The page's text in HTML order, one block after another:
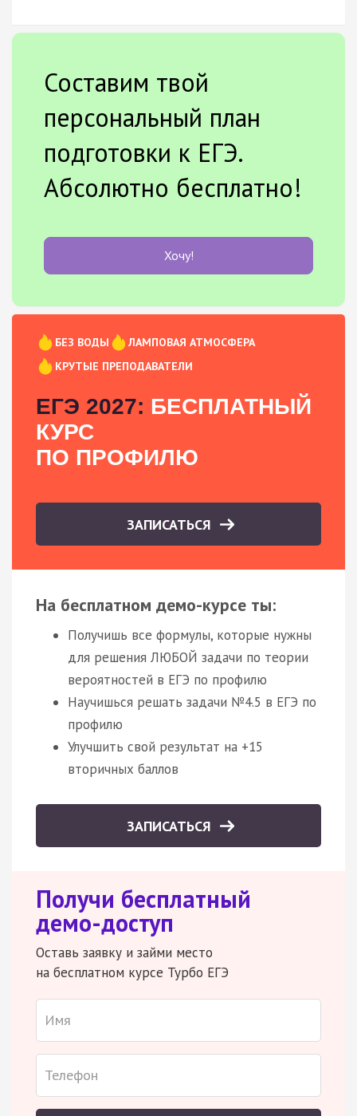
Составим твой
персональный план
подготовки к ЕГЭ.
Абсолютно бесплатно!
Хочу!
БЕЗ ВОДЫ
ЛАМПОВАЯ АТМОСФЕРА
КРУТЫЕ ПРЕПОДАВАТЕЛИ
ЕГЭ 2027: БЕСПЛАТНЫЙ
КУРС
ПО ПРОФИЛЮ
ЗАПИСАТЬСЯ
На бесплатном демо-курсе ты:
Получишь все формулы, которые нужны
для решения ЛЮБОЙ задачи по теории
вероятностей в ЕГЭ по профилю
Научишься решать задачи №4.5 в ЕГЭ по
профилю
Улучшить свой результат на +15
вторичных баллов
ЗАПИСАТЬСЯ
Получи бесплатный
демо-доступ
Оставь заявку и займи место
на бесплатном курсе Турбо ЕГЭ